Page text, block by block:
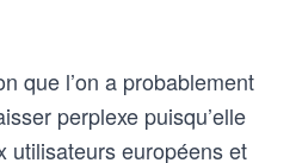
que l’on a probablement
perplexe puisqu’elle
utilisateurs européens et